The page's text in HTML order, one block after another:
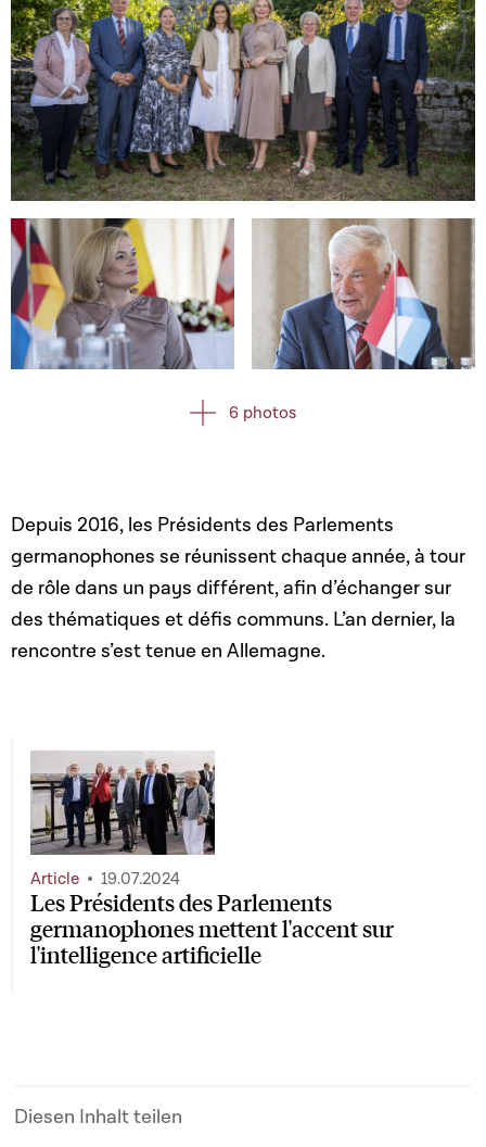
Open image in gallery
Open image in gallery Open image in gallery
6 photos
Depuis 2016, les Présidents des Parlements
germanophones se réunissent chaque année, à tour
de rôle dans un pays différent, afin d’échanger sur
des thématiques et défis communs. L’an dernier, la
rencontre s’est tenue en Allemagne.
Les Présidents des Parlements
germanophones mettent l'accent sur
l'intelligence artificielle
Article 19.07.2024
Diesen Inhalt teilen